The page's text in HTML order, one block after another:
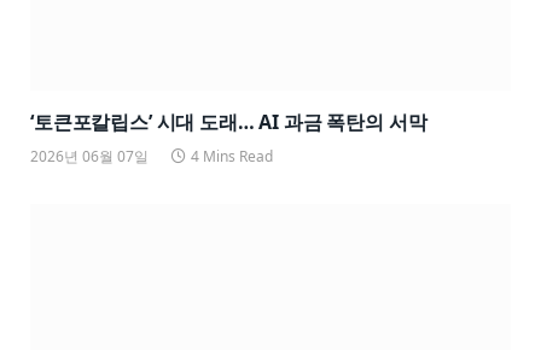
‘토큰포칼립스’ 시대 도래… AI 과금 폭탄의 서막
2026년 06월 07일 4 Mins Read